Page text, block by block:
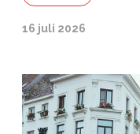
16 juli 2026